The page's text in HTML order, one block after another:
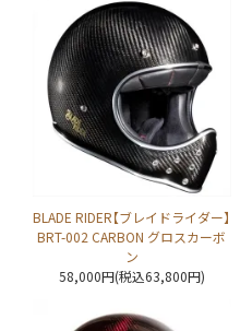
BLADE RIDER【ブレイドライダー】
BRT-002 CARBON グロスカーボ
ン
58,000円(税込63,800円)